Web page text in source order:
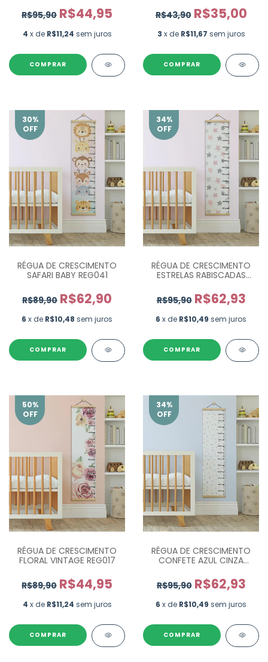
R$95,90 R$44,95
4 x de R$11,24 sem juros
COMPRAR
R$43,90 R$35,00
3 x de R$11,67 sem juros
30%
OFF
RÉGUA DE CRESCIMENTO
SAFARI BABY REG041
R$89,90 R$62,90
6 x de R$10,48 sem juros
COMPRAR
34%
OFF
RÉGUA DE CRESCIMENTO
ESTRELAS RABISCADAS
R$95,90 R$62,93
6 x de R$10,49 sem juros
COMPRAR
50%
OFF
RÉGUA DE CRESCIMENTO
FLORAL VINTAGE REG017
R$89,90 R$44,95
4 x de R$11,24 sem juros
COMPRAR
34%
OFF
RÉGUA DE CRESCIMENTO
CONFETE AZUL CINZA
R$95,90 R$62,93
6 x de R$10,49 sem juros
COMPRAR